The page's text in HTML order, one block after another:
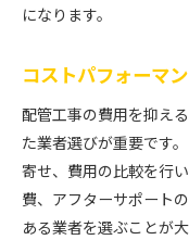
になります。
コストパフォーマ
配管工事の費用を抑え
た業者選びが重要です
寄せ、費用の比較を行
費、アフターサポート
ある業者を選ぶことが